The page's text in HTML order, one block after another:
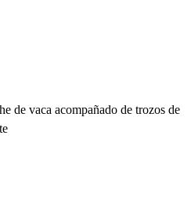
de vaca acompañado de trozos de